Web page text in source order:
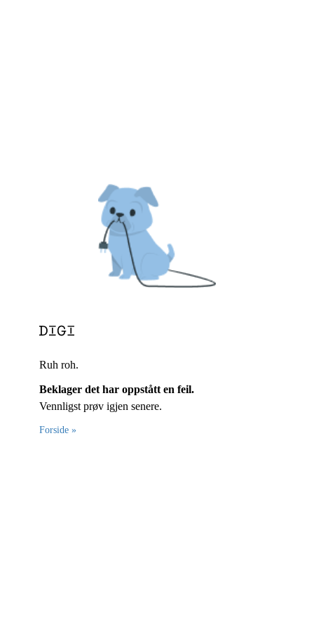
Ruh roh.
Beklager det har oppstått en feil.
Vennligst prøv igjen senere.
Forside »